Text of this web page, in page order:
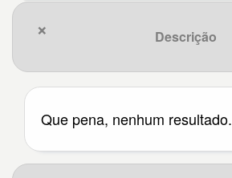
Descrição
Que pena, nenhum resultado.